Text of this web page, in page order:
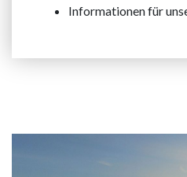
Informationen für